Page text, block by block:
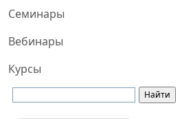
Семинары
Вебинары
Курсы